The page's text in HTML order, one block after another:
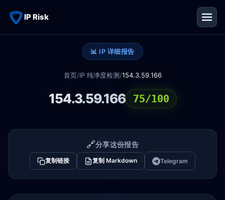
IP Risk
📊 IP 详细报告
首页/IP 纯净度检测/154.3.59.166
154.3.59.166 75/100
🔗分享这份报告
复制链接 复制 Markdown Telegram